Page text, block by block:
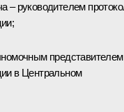
– руководителем
представителем
в Центральном